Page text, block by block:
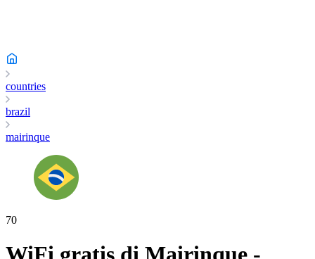
countries
brazil
mairinque
70